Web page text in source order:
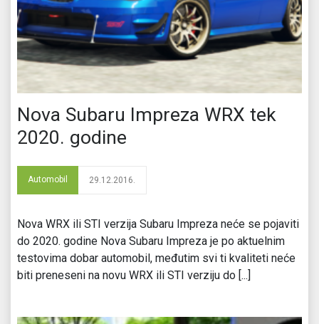
Nova Subaru Impreza WRX tek
2020. godine
Automobil 29.12.2016.
Nova WRX ili STI verzija Subaru Impreza neće se pojaviti
do 2020. godine Nova Subaru Impreza je po aktuelnim
testovima dobar automobil, međutim svi ti kvaliteti neće
biti preneseni na novu WRX ili STI verziju do [...]